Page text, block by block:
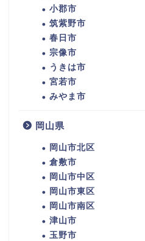
小郡市
筑紫野市
春日市
宗像市
うきは市
宮若市
みやま市
岡山県
岡山市北区
倉敷市
岡山市中区
岡山市東区
岡山市南区
津山市
玉野市